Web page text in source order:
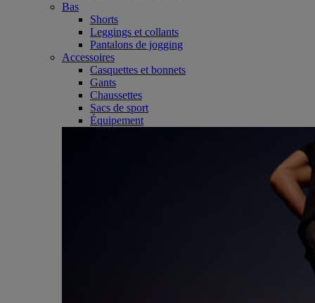
Bas
Shorts
Leggings et collants
Pantalons de jogging
Accessoires
Casquettes et bonnets
Gants
Chaussettes
Sacs de sport
Équipement